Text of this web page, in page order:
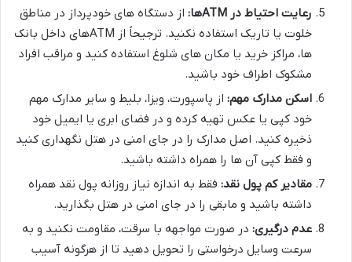
رعایت احتیاط در ATMها:
از دستگاه های خودپرداز در مناطق
خلوت یا تاریک استفاده نکنید. ترجیحاً از ATMهای داخل بانک
ها، مراکز خرید یا مکان های شلوغ استفاده کنید و مراقب افراد
مشکوک اطراف خود باشید.
اسکن مدارک مهم: از پاسپورت، ویزا، بلیط و سایر مدارک مهم
خود کپی یا عکس تهیه کرده و در فضای ابری یا ایمیل خود
ذخیره کنید. اصل مدارک را در جای امنی در هتل نگهداری کنید
و فقط کپی آن ها را همراه داشته باشید.
مقادیر کم پول نقد: فقط به اندازه نیاز روزانه پول نقد همراه
داشته باشید و مابقی را در جای امنی در هتل بگذارید.
عدم درگیری: در صورت مواجهه با سرقت، مقاومت نکنید و به
سرعت وسایل درخواستی را تحویل دهید تا از هرگونه آسیب